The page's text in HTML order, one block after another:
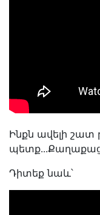
Ինքն ավելի շատ
Դիտեք նաև՝